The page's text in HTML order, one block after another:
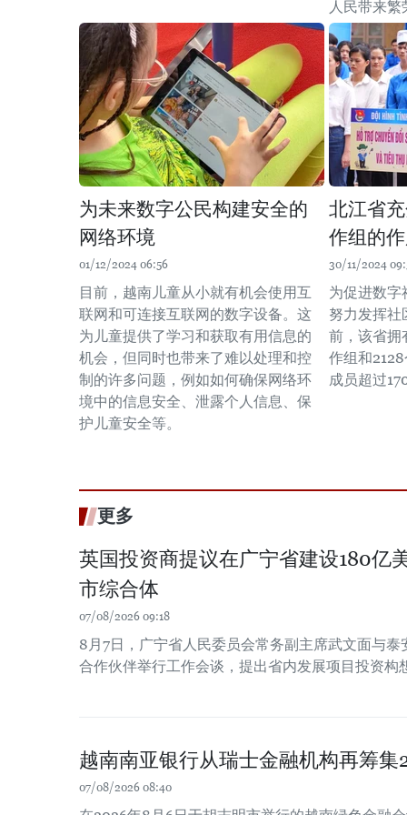
人民带来
为未来数字公民构建安全的
网络环境
01/12/2024 06:56
目前，越南儿童从小就有机会使用互
联网和可连接互联网的数字设备。这
为儿童提供了学习和获取有用信息的
机会，但同时也带来了难以处理和控
制的许多问题，例如如何确保网络环
境中的信息安全、泄露个人信息、保
护儿童安全等。
北江省
作组的
30/11/2024
为促进数字
努力发挥社
前，该省拥
作组和
成员超过
更多
英国投资商提议在广宁省建设180亿
市综合体
07/08/2026 09:18
8月7日，广宁省人民委员会常务副主席武文面与
合作伙伴举行工作会谈，提出省内发展项目投资构
越南南亚银行从瑞士金融机构再筹
07/08/2026 08:40